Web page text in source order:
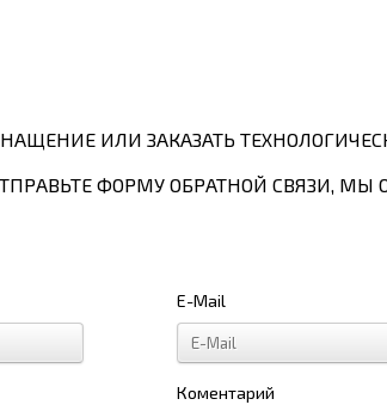
ИЛИ ЗАКАЗАТЬ
ФОРМУ ОБРАТНОЙ СВЯЗИ, МЫ
E-Mail
Коментарий